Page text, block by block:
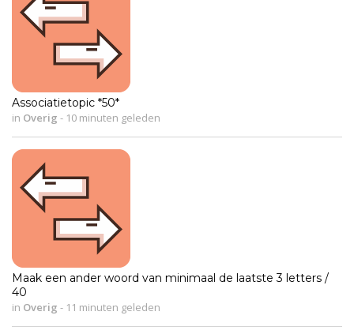
Associatietopic *50*
in Overig - 10 minuten geleden
Maak een ander woord van minimaal de laatste 3 letters /
40
in Overig - 11 minuten geleden